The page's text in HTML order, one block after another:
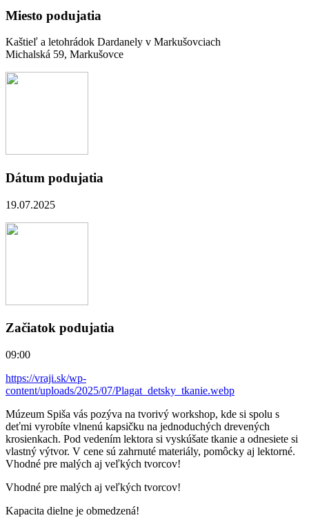
Miesto podujatia
Kaštieľ a letohrádok Dardanely v Markušovciach
Michalská 59, Markušovce
Dátum podujatia
19.07.2025
Začiatok podujatia
09:00
https://vraji.sk/wp-
content/uploads/2025/07/Plagat_detsky_tkanie.webp
Múzeum Spiša vás pozýva na tvorivý workshop, kde si spolu s
deťmi vyrobíte vlnenú kapsičku na jednoduchých drevených
krosienkach. Pod vedením lektora si vyskúšate tkanie a odnesiete si
vlastný výtvor. V cene sú zahrnuté materiály, pomôcky aj lektorné.
Vhodné pre malých aj veľkých tvorcov!
Vhodné pre malých aj veľkých tvorcov!
Kapacita dielne je obmedzená!